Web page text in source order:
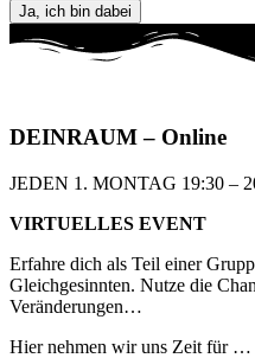
Ja, ich bin dabei
DEINRAUM– Online
JEDEN 1. MONTAG 19:30 –
VIRTUELLES EVENT
Erfahre dich als Teil einer
Gleichgesinnten. Nutze die
Veränderungen…
Hier nehmen wir uns Zeit für …